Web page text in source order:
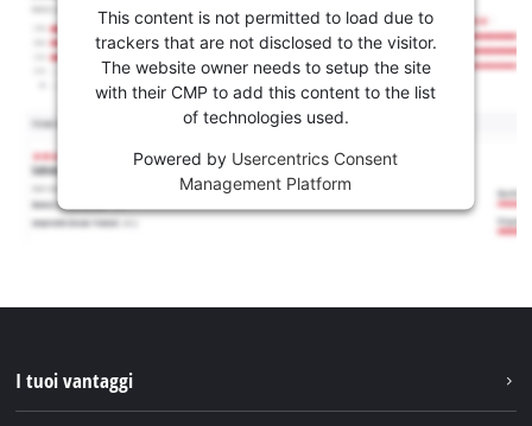
This content is not permitted to load due to
trackers that are not disclosed to the visitor.
The website owner needs to setup the site
with their CMP to add this content to the list
of technologies used.
Powered by Usercentrics Consent
Management Platform
I tuoi vantaggi